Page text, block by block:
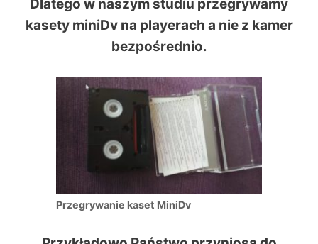
Dlatego w naszym studiu przegrywamy
kasety miniDv na playerach a nie z kamer
bezpośrednio.
Przegrywanie kaset MiniDv